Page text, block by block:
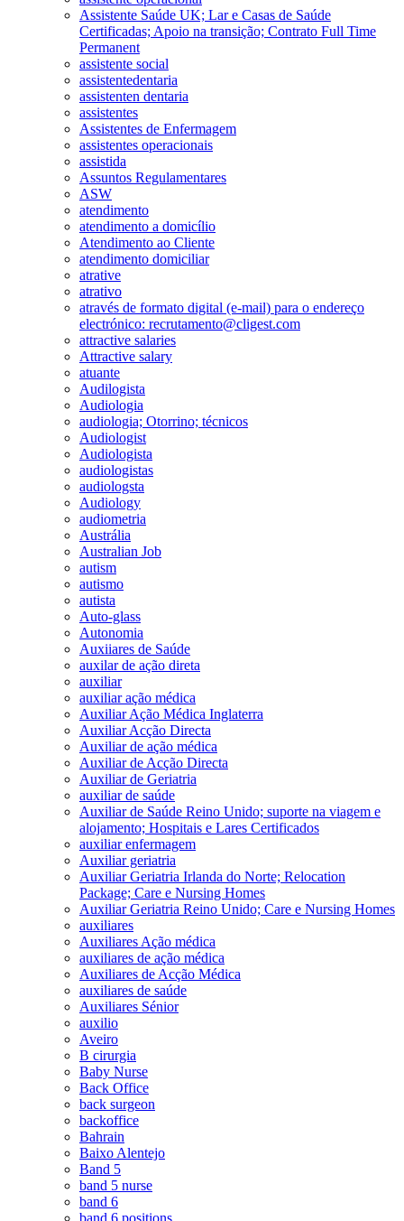
Assistente Saúde UK; Lar e Casas de Saúde
Certificadas; Apoio na transição; Contrato Full Time
Permanent
assistente social
assistentedentaria
assistenten dentaria
assistentes
Assistentes de Enfermagem
assistentes operacionais
assistida
Assuntos Regulamentares
ASW
atendimento
atendimento a domicílio
Atendimento ao Cliente
atendimento domiciliar
atrative
atrativo
através de formato digital (e-mail) para o endereço
electrónico: recrutamento@cligest.com
attractive salaries
Attractive salary
atuante
Audilogista
Audiologia
audiologia; Otorrino; técnicos
Audiologist
Audiologista
audiologistas
audiologsta
Audiology
audiometria
Austrália
Australian Job
autism
autismo
autista
Auto-glass
Autonomia
Auxiiares de Saúde
auxilar de ação direta
auxiliar
auxiliar ação médica
Auxiliar Ação Médica Inglaterra
Auxiliar Acção Directa
Auxiliar de ação médica
Auxiliar de Acção Directa
Auxiliar de Geriatria
auxiliar de saúde
Auxiliar de Saúde Reino Unido; suporte na viagem e
alojamento; Hospitais e Lares Certificados
auxiliar enfermagem
Auxiliar geriatria
Auxiliar Geriatria Irlanda do Norte; Relocation
Package; Care e Nursing Homes
Auxiliar Geriatria Reino Unido; Care e Nursing Homes
auxiliares
Auxiliares Ação médica
auxiliares de ação médica
Auxiliares de Acção Médica
auxiliares de saúde
Auxiliares Sénior
auxilio
Aveiro
B cirurgia
Baby Nurse
Back Office
back surgeon
backoffice
Bahrain
Baixo Alentejo
Band 5
band 5 nurse
band 6
band 6 positions